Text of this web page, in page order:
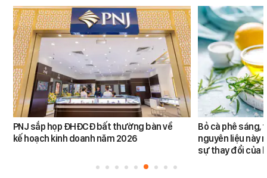
PNJ sắp họp ĐHĐCĐ bất thường bàn về
kế hoạch kinh doanh năm 2026
Bỏ cà phê sáng,
nguyên liệu này
sự thay đổi của